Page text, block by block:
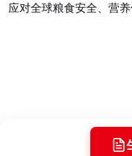
应对全球粮食安全、营